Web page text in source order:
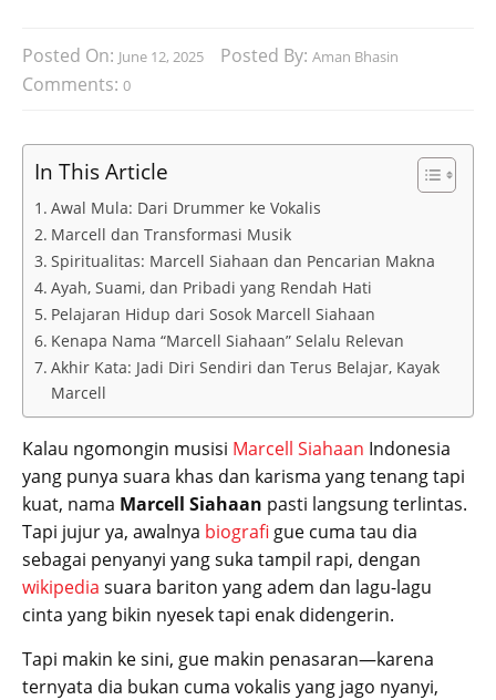
Posted On: June 12, 2025 Posted By: Aman Bhasin
Comments: 0
In This Article
Awal Mula: Dari Drummer ke Vokalis
Marcell dan Transformasi Musik
Spiritualitas: Marcell Siahaan dan Pencarian Makna
Ayah, Suami, dan Pribadi yang Rendah Hati
Pelajaran Hidup dari Sosok Marcell Siahaan
Kenapa Nama “Marcell Siahaan” Selalu Relevan
Akhir Kata: Jadi Diri Sendiri dan Terus Belajar, Kayak
Marcell
Kalau ngomongin musisi Marcell Siahaan Indonesia
yang punya suara khas dan karisma yang tenang tapi
kuat, nama Marcell Siahaan pasti langsung terlintas.
Tapi jujur ya, awalnya biografi gue cuma tau dia
sebagai penyanyi yang suka tampil rapi, dengan
wikipedia suara bariton yang adem dan lagu-lagu
cinta yang bikin nyesek tapi enak didengerin.
Tapi makin ke sini, gue makin penasaran—karena
ternyata dia bukan cuma vokalis yang jago nyanyi,